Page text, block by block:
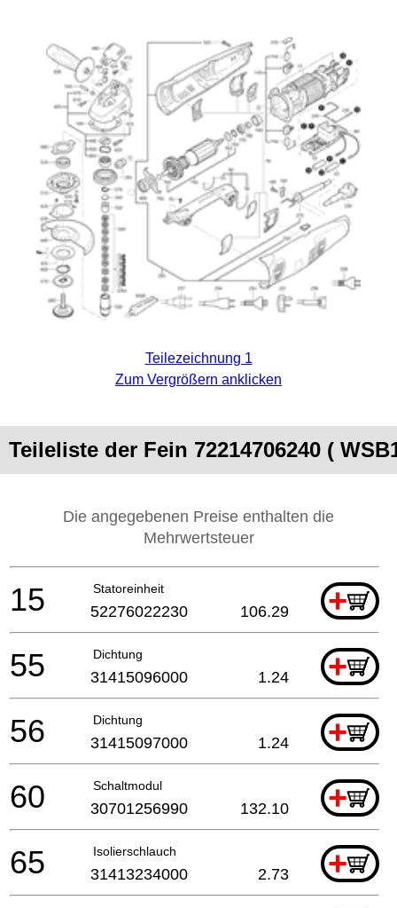
Teilezeichnung 1
Zum Vergrößern anklicken
Teileliste der Fein 72214706240 (
Die angegebenen Preise enthalten die
Mehrwertsteuer
Statoreinheit +
15 52276022230 106.29
Dichtung +
55 31415096000 1.24
Dichtung +
56 31415097000 1.24
Schaltmodul +
60 30701256990 132.10
Isolierschlauch +
65 31413234000 2.73